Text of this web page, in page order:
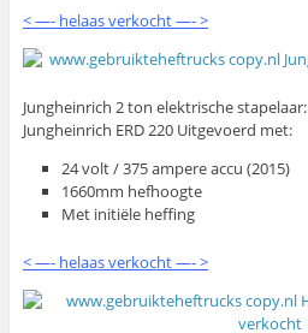
< —- helaas verkocht —- >
Jungheinrich 2 ton elektrische stapelaar:
Jungheinrich ERD 220 Uitgevoerd met:
24 volt / 375 ampere accu (2015)
1660mm hefhoogte
Met initiële heffing
< —- helaas verkocht —- >